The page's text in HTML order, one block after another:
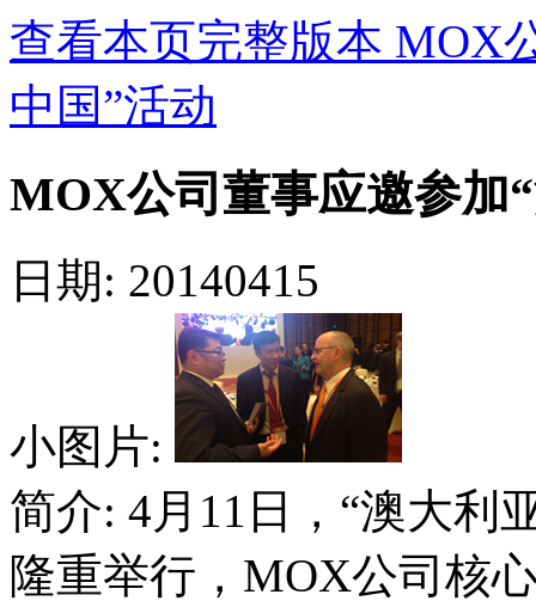
查看本页完整版本 MOX
中国”活动
MOX公司董事应邀参加
日期: 20140415
小图片:
简介: 4月11日，“澳大利
隆重举行，MOX公司核